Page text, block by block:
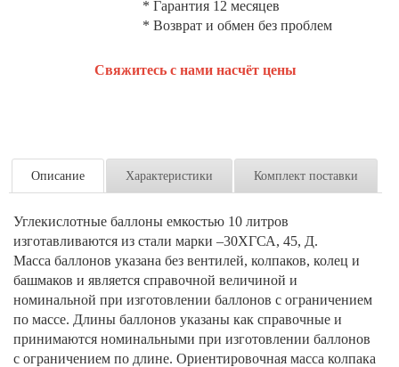
* Гарантия 12 месяцев
* Возврат и обмен без проблем
Свяжитесь с нами насчёт цены
Описание Характеристики Комплект поставки
Углекислотные баллоны емкостью 10 литров
изготавливаются из стали марки –30ХГСА, 45, Д.
Масса баллонов указана без вентилей, колпаков, колец и
башмаков и является справочной величиной и
номинальной при изготовлении баллонов с ограничением
по массе. Длины баллонов указаны как справочные и
принимаются номинальными при изготовлении баллонов
с ограничением по длине. Ориентировочная масса колпака